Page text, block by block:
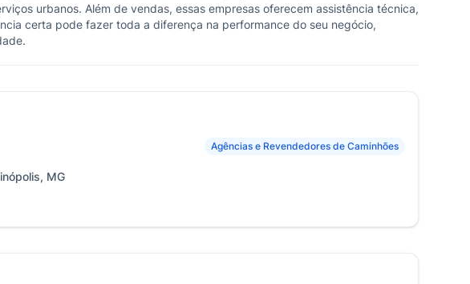
urbanos. Além de vendas, essas empresas oferecem assistência técnica,
certa pode fazer toda a diferença na performance do seu negócio,
Agências e Revendedores de Caminhões
MG